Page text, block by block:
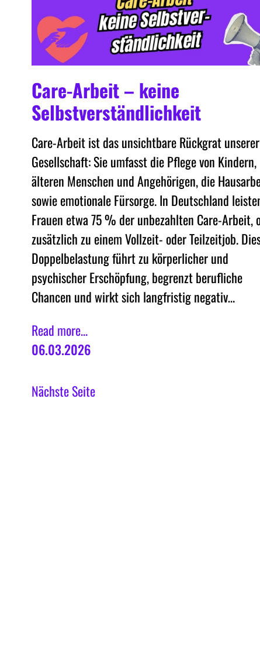
Care-Arbeit – keine
Selbstverständlichkeit
Care-Arbeit ist das unsichtbare Rückgrat unserer
Gesellschaft: Sie umfasst die Pflege von Kindern,
älteren Menschen und Angehörigen, die
sowie emotionale Fürsorge. In Deutschland
Frauen etwa 75 % der unbezahlten Care-Arbeit,
zusätzlich zu einem Vollzeit- oder Teilzeitjob.
Doppelbelastung führt zu körperlicher und
psychischer Erschöpfung, begrenzt berufliche
Chancen und wirkt sich langfristig negativ…
Read more...
06.03.2026
Nächste Seite